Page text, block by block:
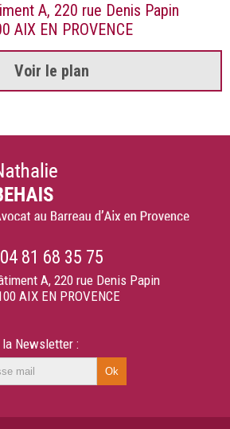
A, 220 rue Denis Papin
AIX EN PROVENCE
Voir le plan
04 81 68 35 75
A, 220 rue Denis Papin
AIX EN PROVENCE
la Newsletter :